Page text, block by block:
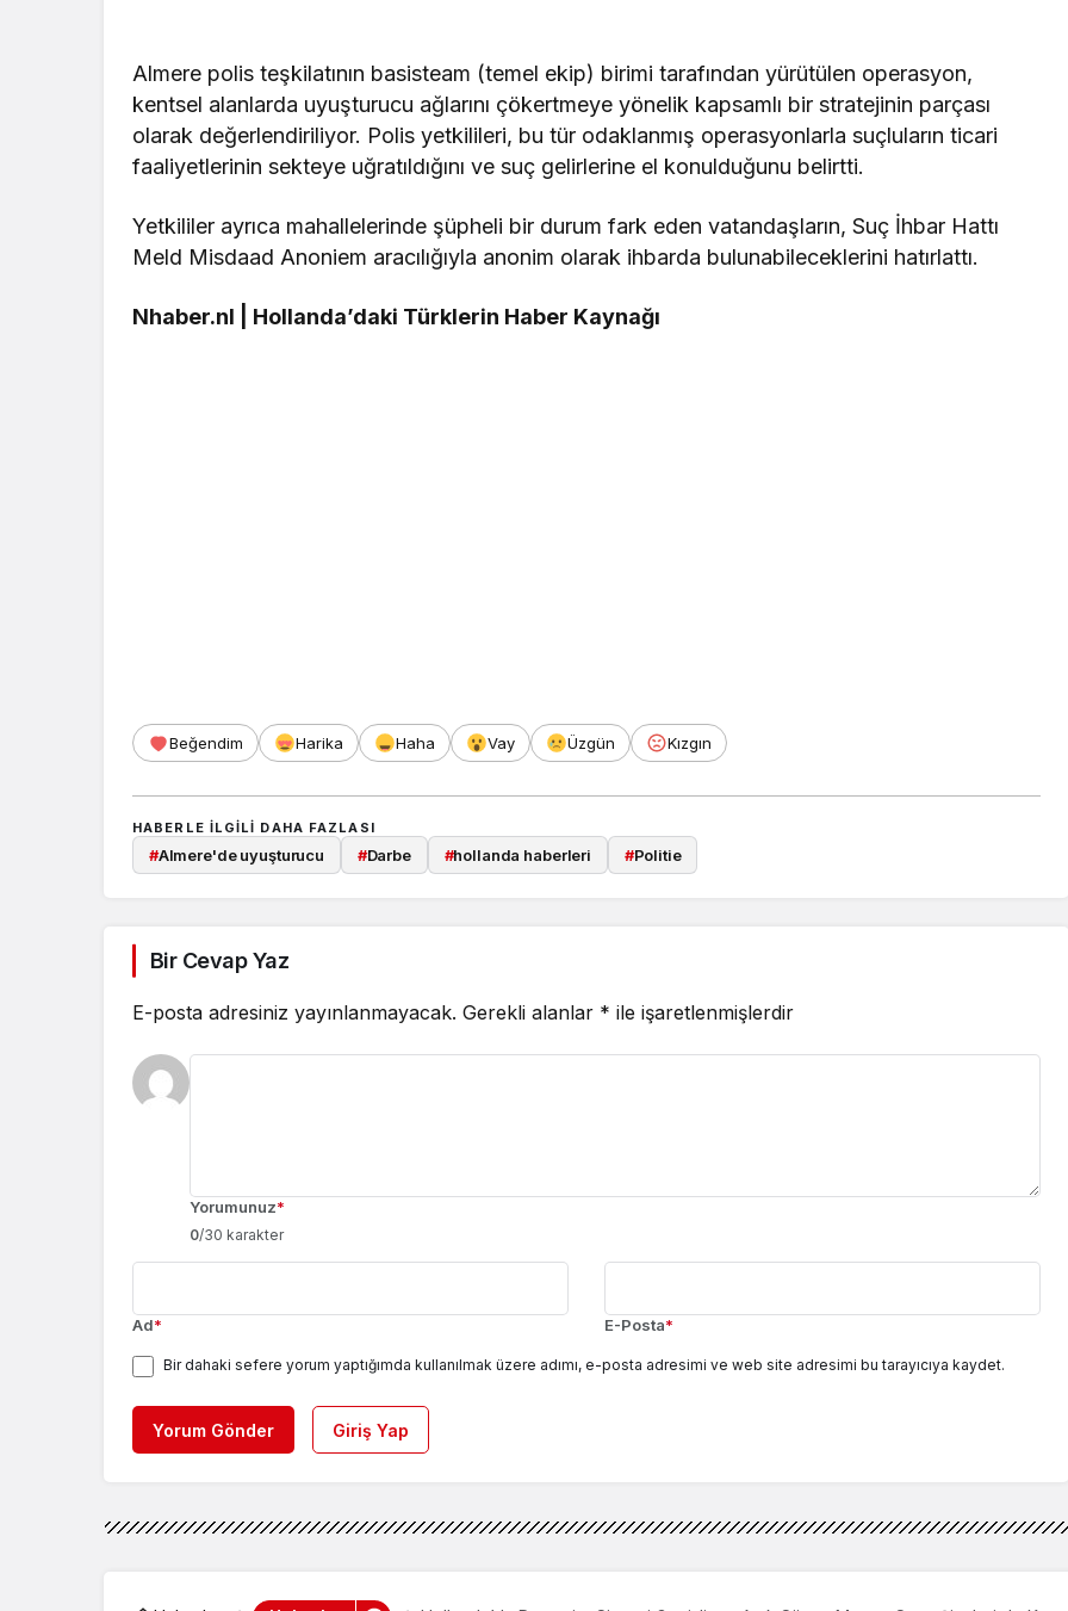
Almere polis teşkilatının basisteam (temel ekip) birimi tarafından yürütülen operasyon,
kentsel alanlarda uyuşturucu ağlarını çökertmeye yönelik kapsamlı bir stratejinin parçası
olarak değerlendiriliyor. Polis yetkilileri, bu tür odaklanmış operasyonlarla suçluların ticari
faaliyetlerinin sekteye uğratıldığını ve suç gelirlerine el konulduğunu belirtti.
Yetkililer ayrıca mahallelerinde şüpheli bir durum fark eden vatandaşların, Suç İhbar Hattı
Meld Misdaad Anoniem aracılığıyla anonim olarak ihbarda bulunabileceklerini hatırlattı.
Nhaber.nl | Hollanda’daki Türklerin Haber Kaynağı
Beğendim Harika Haha Vay Üzgün Kızgın
HABERLE ILGILI DAHA FAZLASI
#Almere'de uyuşturucu #Darbe #hollanda haberleri #Politie
Bir Cevap Yaz
E-posta adresiniz yayınlanmayacak. Gerekli alanlar * ile işaretlenmişlerdir
Yorumunuz*
0/30 karakter
Ad* E-Posta*
Bir dahaki sefere yorum yaptığımda kullanılmak üzere adımı, e-posta adresimi ve web site adresimi bu tarayıcıya kaydet.
Yorum Gönder Giriş Yap